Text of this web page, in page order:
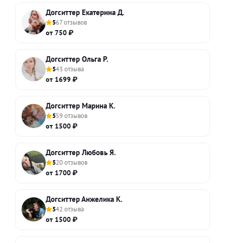
Догситтер Екатерина Д.
567 отзывов
от 750 ₽
Догситтер Ольга Р.
543 отзыва
от 1699 ₽
Догситтер Марина К.
559 отзывов
от 1500 ₽
Догситтер Любовь Я.
520 отзывов
от 1700 ₽
Догситтер Анжелика К.
542 отзыва
от 1500 ₽